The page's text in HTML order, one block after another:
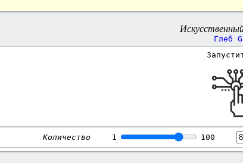
Количество 1 100